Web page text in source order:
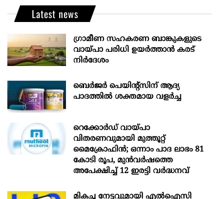
Latest news
ഗ്രാമീണ സഹകരണ ബാങ്കുകളുടെ
വായ്പാ പരിധി ഉയർത്താൻ കരട്
നിർദേശം
ബെർജർ പെയിന്റ്സിന് ആദ്യ
പാദത്തിൽ ശക്തമായ വളർച്ച
റെക്കോർഡ് വായ്പാ
വിതരണവുമായി മുത്തൂറ്റ്
മൈക്രോഫിൻ; ഒന്നാം പാദ ലാഭം 81
കോടി രൂപ, മുൻവർഷത്തെ
അപേക്ഷിച്ച് 12 ഇരട്ടി വർദ്ധനവ്
മികച്ച നേട്ടവുമായി എൽഐസി